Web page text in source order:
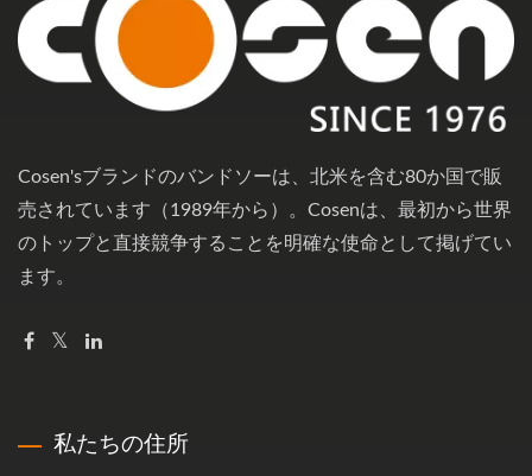
Cosen'sブランドのバンドソーは、北米を含む80か国で販
売されています（1989年から）。Cosenは、最初から世界
のトップと直接競争することを明確な使命として掲げてい
ます。
私たちの住所